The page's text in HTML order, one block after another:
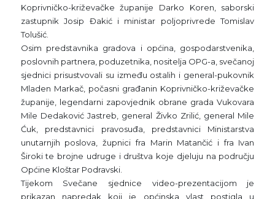
Koprivničko-križevačke županije Darko Koren, saborski
zastupnik Josip Đakić i ministar poljoprivrede Tomislav
Tolušić.
Osim predstavnika gradova i općina, gospodarstvenika,
poslovnih partnera, poduzetnika, nositelja OPG-a, svečanoj
sjednici prisustvovali su između ostalih i general-pukovnik
Mladen Markač, počasni građanin Koprivničko-križevačke
županije, legendarni zapovjednik obrane grada Vukovara
Mile Dedaković Jastreb, general Živko Zrilić, general Mile
Ćuk, predstavnici pravosuđa, predstavnici Ministarstva
unutarnjih poslova, župnici fra Marin Matančić i fra Ivan
Široki te brojne udruge i društva koje djeluju na području
Općine Kloštar Podravski.
Tijekom Svečane sjednice video-prezentacijom je
prikazan napredak koji je općinska vlast postigla u